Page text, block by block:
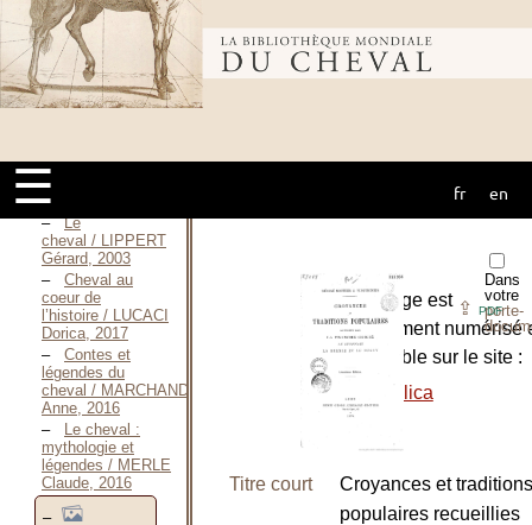
Bibliothèque
mondiale du
cheval
☰ fr en
Marie-Albane,
Février 2008
Les
Centaures,
roman / LICHTENBERGER
André, S. D.
Cheval / LIGNY
Sybil DE,
Septembre 2007
Le
cheval / LIPPERT
Gérard, 2003
Cheval au
coeur de
l’histoire / LUCACI
Dorica, 2017
Contes et
légendes du
cheval / MARCHAND
Anne, 2016
Le cheval :
mythologie et
légendes / MERLE
Claude, 2016
Dans
votre
porte-
⇪ PDF
L’ouvrage est
entièrement numérisé
disponible sur le site :
Gallica
Titre court
Croyances et traditions
populaires recueillies